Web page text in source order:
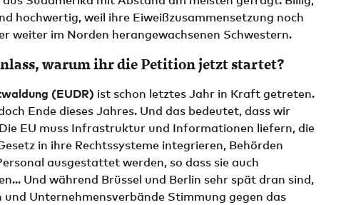
hochwertig, weil ihre Eiweißzusammensetzung noch
weiter im Norden herangewachsenen Schwestern.
warum ihr die Petition jetzt startet?
(EUDR) ist schon letztes Jahr in Kraft getreten.
Ende dieses Jahres. Und das bedeutet, dass wir
EU muss Infrastruktur und Informationen liefern, die
in ihre Rechtssysteme integrieren, Behörden
ausgestattet werden, so dass sie auch
Und während Brüssel und Berlin sehr spät dran sind,
Unternehmensverbände Stimmung gegen das